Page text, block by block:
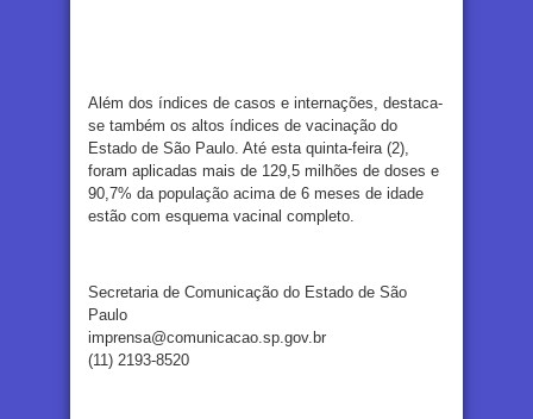
Além dos índices de casos e internações, destaca-
se também os altos índices de vacinação do
Estado de São Paulo. Até esta quinta-feira (2),
foram aplicadas mais de 129,5 milhões de doses e
90,7% da população acima de 6 meses de idade
estão com esquema vacinal completo.
Secretaria de Comunicação do Estado de São
Paulo
imprensa@comunicacao.sp.gov.br
(11) 2193-8520